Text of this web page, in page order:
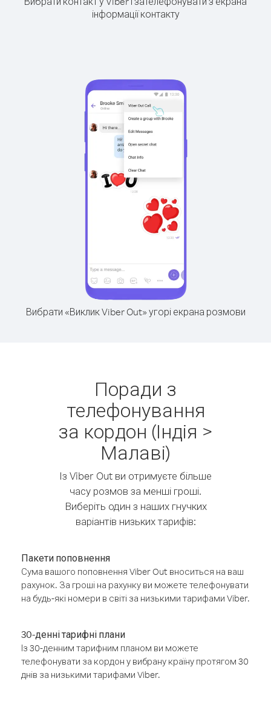
інформації контакту
Вибрати «Виклик Viber Out» угорі екрана розмови
Поради з
телефонування
за кордон (Індія >
Малаві)
Із Viber Out ви отримуєте більше
часу розмов за менші гроші.
Виберіть один з наших гнучких
варіантів низьких тарифів:
Пакети поповнення
Сума вашого поповнення Viber Out вноситься на ваш
рахунок. За гроші на рахунку ви можете телефонувати
на будь-які номери в світі за низькими тарифами Viber.
30-денні тарифні плани
Із 30-денним тарифним планом ви можете
телефонувати за кордон у вибрану країну протягом 30
днів за низькими тарифами Viber.